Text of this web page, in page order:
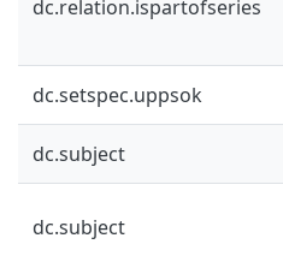
dc.relation.ispartofseries
dc.setspec.uppsok
dc.subject
dc.subject